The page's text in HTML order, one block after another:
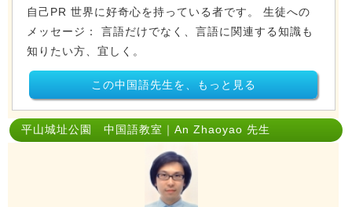
自己PR 世界に好奇心を持っている者です。 生徒への
メッセージ： 言語だけでなく、言語に関連する知識も
知りたい方、宜しく。
この中国語先生を、もっと見る
平山城址公園 中国語教室｜An Zhaoyao 先生